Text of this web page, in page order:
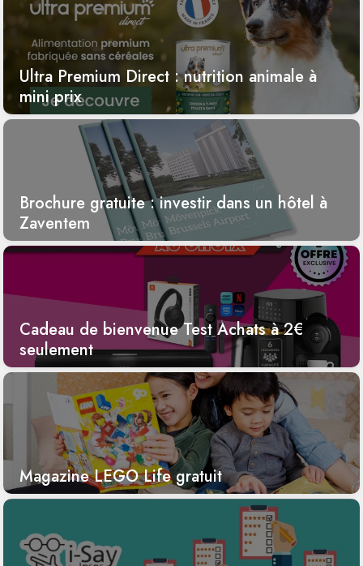
Ultra Premium Direct : nutrition animale à
mini prix
Brochure gratuite : investir dans un hôtel à
Zaventem
Cadeau de bienvenue Test Achats à 2€
seulement
Magazine LEGO Life gratuit